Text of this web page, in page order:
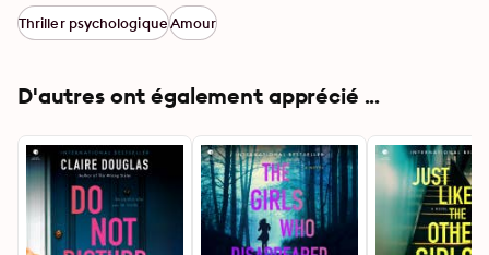
Thriller psychologiqueAmour
D'autres ont également apprécié ...